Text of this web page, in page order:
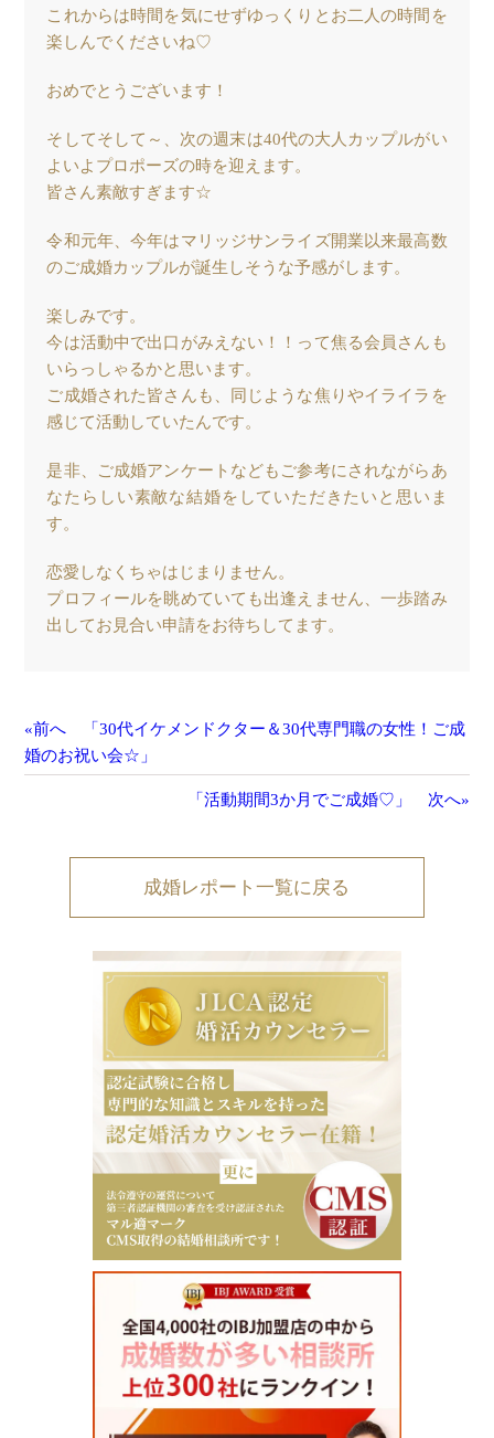
これからは時間を気にせずゆっくりとお二人の時間を
楽しんでくださいね♡
おめでとうございます！
そしてそして～、次の週末は40代の大人カップルがい
よいよプロポーズの時を迎えます。
皆さん素敵すぎます☆
令和元年、今年はマリッジサンライズ開業以来最高数
のご成婚カップルが誕生しそうな予感がします。
楽しみです。
今は活動中で出口がみえない！！って焦る会員さんも
いらっしゃるかと思います。
ご成婚された皆さんも、同じような焦りやイライラを
感じて活動していたんです。
是非、ご成婚アンケートなどもご参考にされながらあ
なたらしい素敵な結婚をしていただきたいと思いま
す。
恋愛しなくちゃはじまりません。
プロフィールを眺めていても出逢えません、一歩踏み
出してお見合い申請をお待ちしてます。
«前へ 「30代イケメンドクター＆30代専門職の女性！ご成
婚のお祝い会☆」
「活動期間3か月でご成婚♡」 次へ»
成婚レポート一覧に戻る